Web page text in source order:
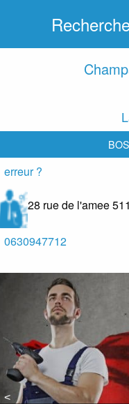
erreur ?
28 rue de l'amee
0630947712
<
<